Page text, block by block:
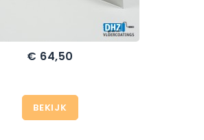
Prijs
€ 64,50
BEKIJK